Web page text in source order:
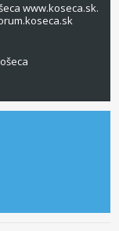
www.koseca.sk.